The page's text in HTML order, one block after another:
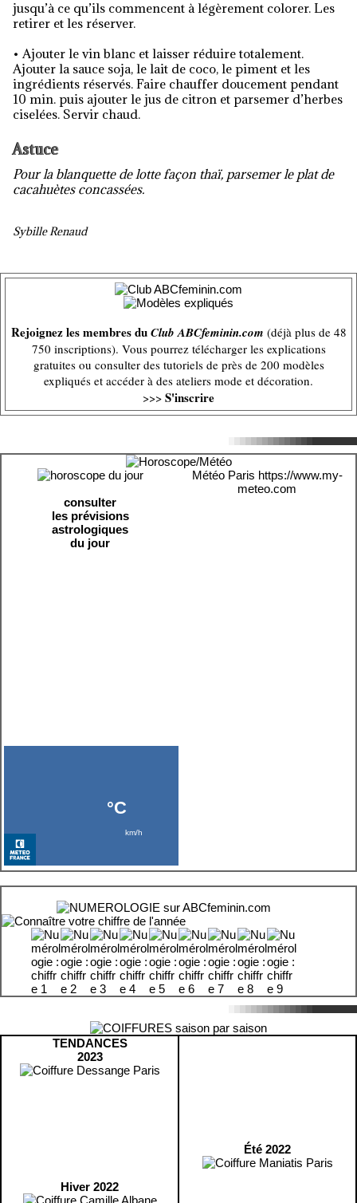
jusqu’à ce qu’ils commencent à légèrement colorer. Les
retirer et les réserver.
• Ajouter le vin blanc et laisser réduire totalement.
Ajouter la sauce soja, le lait de coco, le piment et les
ingrédients réservés. Faire chauffer doucement pendant
10 min. puis ajouter le jus de citron et parsemer d’herbes
ciselées. Servir chaud.
Astuce
Pour la blanquette de lotte façon thaï, parsemer le plat de
cacahuètes concassées.
Sybille Renaud
Rejoignez les membres duClub ABCfeminin.com (déjà plus de 48
750 inscriptions). Vous pourrez télécharger les explications
gratuites ou consulter des tutoriels de près de 200 modèles
expliqués et accéder à des ateliers mode et décoration.
>>> S'inscrire
consulter
les prévisions
astrologiques
du jour
Météo Paris https://www.my-
meteo.com
TENDANCES
2023
Hiver 2022
Été 2022